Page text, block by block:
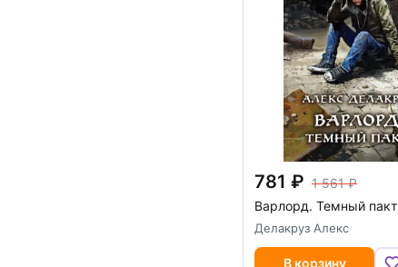
781
1 561
Варлорд. Темный пакт
Делакруз Алекс
В корзину